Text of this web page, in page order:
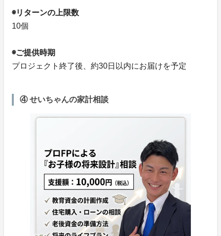
◉リターンの上限数
10個
◉ご提供時期
プロジェクト終了後、約30日以内にお届けを予定
④ せいちゃんの家計相談